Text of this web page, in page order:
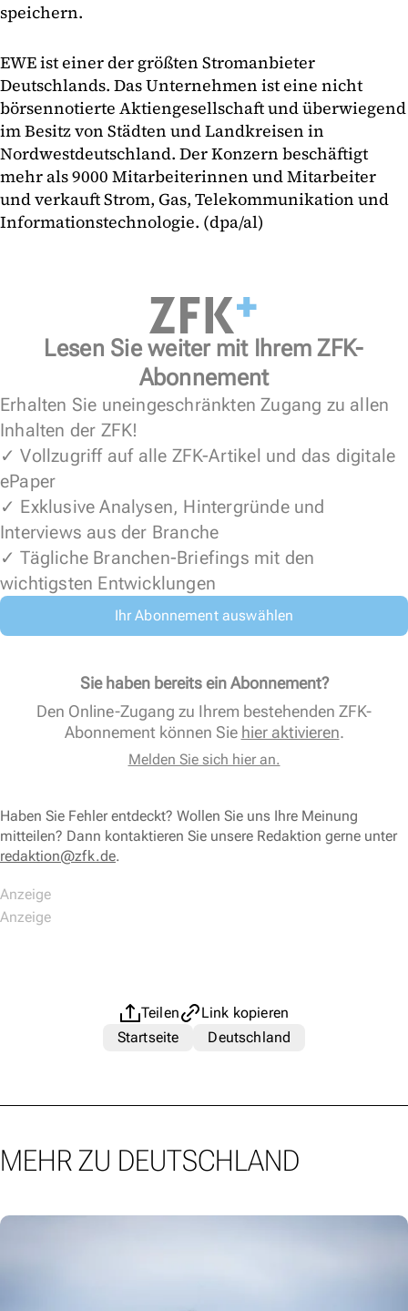
speichern.
EWE ist einer der größten Stromanbieter
Deutschlands. Das Unternehmen ist eine nicht
börsennotierte Aktiengesellschaft und überwiegend
im Besitz von Städten und Landkreisen in
Nordwestdeutschland. Der Konzern beschäftigt
mehr als 9000 Mitarbeiterinnen und Mitarbeiter
und verkauft Strom, Gas, Telekommunikation und
Informationstechnologie. (dpa/al)
Lesen Sie weiter mit Ihrem ZFK-
Abonnement
Erhalten Sie uneingeschränkten Zugang zu allen
Inhalten der ZFK!
✓ Vollzugriff auf alle ZFK-Artikel und das digitale
ePaper
✓ Exklusive Analysen, Hintergründe und
Interviews aus der Branche
✓ Tägliche Branchen-Briefings mit den
wichtigsten Entwicklungen
Ihr Abonnement auswählen
Sie haben bereits ein Abonnement?
Den Online-Zugang zu Ihrem bestehenden ZFK-
Abonnement können Sie hier aktivieren.
Melden Sie sich hier an.
Haben Sie Fehler entdeckt? Wollen Sie uns Ihre Meinung
mitteilen? Dann kontaktieren Sie unsere Redaktion gerne unter
redaktion@zfk.de.
Teilen
Link kopieren
Startseite
Deutschland
MEHR ZU DEUTSCHLAND